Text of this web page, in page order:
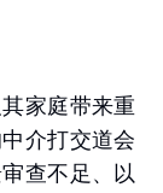
家庭带来重
介打交道会
查不足、以